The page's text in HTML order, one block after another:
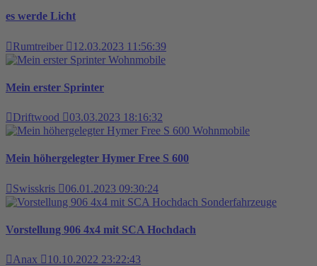
es werde Licht
Rumtreiber
12.03.2023 11:56:39
Wohnmobile
Mein erster Sprinter
Driftwood
03.03.2023 18:16:32
Wohnmobile
Mein höhergelegter Hymer Free S 600
Swisskris
06.01.2023 09:30:24
Sonderfahrzeuge
Vorstellung 906 4x4 mit SCA Hochdach
Anax 10.10.2022 23:22:43